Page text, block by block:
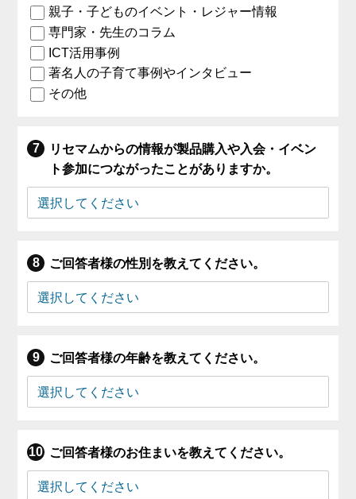
親子・子どものイベント・レジャー情報
専門家・先生のコラム
ICT活用事例
著名人の子育て事例やインタビュー
その他
リセマムからの情報が製品購入や入会・イベン
ト参加につながったことがありますか。
ご回答者様の性別を教えてください。
ご回答者様の年齢を教えてください。
ご回答者様のお住まいを教えてください。